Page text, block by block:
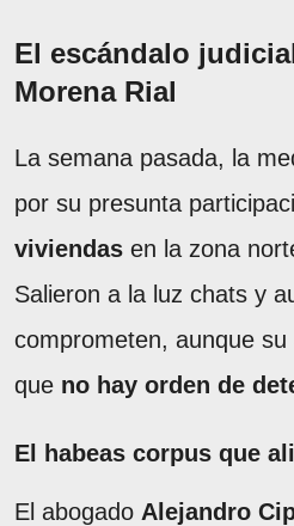
El escándalo
Morena Rial
La semana pasada, la
por su presunta
viviendas en la zona
Salieron a la luz chats y
comprometen, aunque
que no hay orden de
El habeas corpus que
El abogado Alejandro